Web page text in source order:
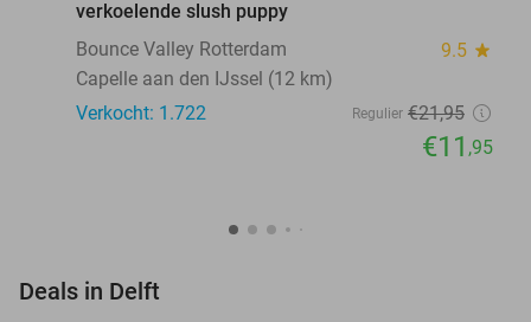
verkoelende slush puppy
Bounce Valley Rotterdam
9.5 star
Capelle aan den IJssel (12 km)
Verkocht: 1.722
Regulier €21,95
€11 ,95
Deals in Delft